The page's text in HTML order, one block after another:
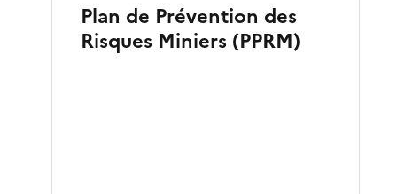
Plan de Prévention des
Risques Miniers (PPRM)